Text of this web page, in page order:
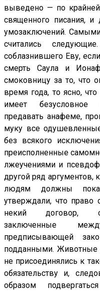
выведено — по
священного писания, и
умозаключений.
считались
соблазнившего Еву,
смерть Саула и
смоковницу за то, что
время года, то ясно,
имеет безусловное
предавать анафеме,
муку все
без всякого
преисполненные
лжеучениями и
другой ряд
людям должны
утверждали, что право
некий договор,
заключенные
предписывающей
подданными. Животные
не присоединялись к
обязательству и,
образом